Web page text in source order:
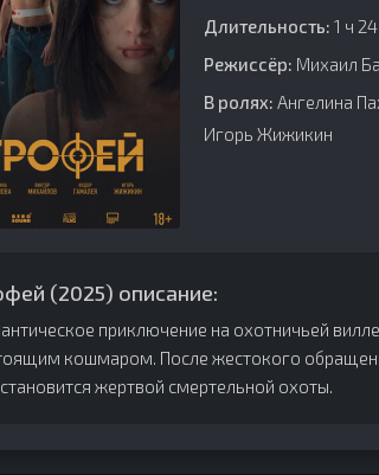
Длительность: 1 ч
Режиссёр: Михаил
В ролях: Ангелина
Игорь Жижикин
(2025) описание:
приключение на охотничьей
кошмаром. После жестокого
жертвой смертельной охоты.